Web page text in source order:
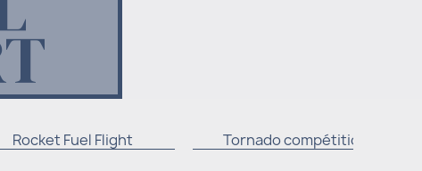
Rocket Fuel Flight Tornado compétition